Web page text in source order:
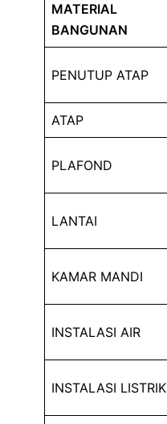
MATERIAL
BANGUNAN
PENUTUP ATAP
ATAP
PLAFOND
LANTAI
KAMAR MANDI
INSTALASI AIR
INSTALASI LISTRIK